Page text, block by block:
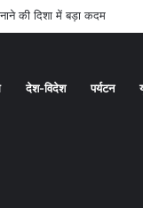
जारी है कांवड़ यात्रा
देश-विदेश पर्यटन
लगाई, एचआईवी/एड्स जागरूकता